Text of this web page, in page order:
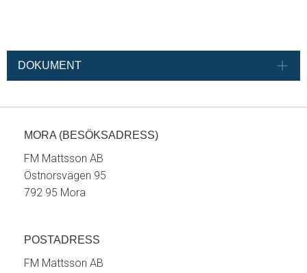
DOKUMENT
MORA (BESÖKSADRESS)
FM Mattsson AB
Östnorsvägen 95
792 95 Mora
POSTADRESS
FM Mattsson AB